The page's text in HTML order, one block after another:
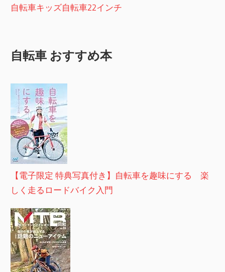
自転車キッズ自転車22インチ
自転車 おすすめ本
【電子限定 特典写真付き】自転車を趣味にする 楽
しく走るロードバイク入門